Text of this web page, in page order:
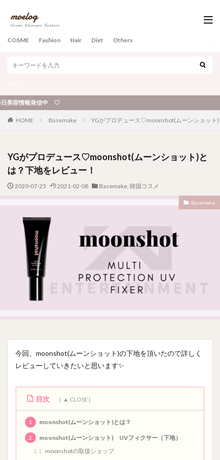
COSME Fashion Hair Diet Others
発信中 ♡
HOME Basemake YGがプロデュース♡moonshot(ムーンショット
YGがプロデュース♡moonshot(ムーンショット)と
は？下地をレビュー！
2020-07-25 2021-02-08 Basemake, 韓国コスメ
Basemake
今回、moonshot(ムーンショット)の下地を頂いたので詳しく
レビューしていきたいと思います✨
目次
1 moonshot(ムーンショット)とは？
2
moonshot(ムーンショット) UVフィクサー（下地）
2.1 moonshotの取扱ショップ